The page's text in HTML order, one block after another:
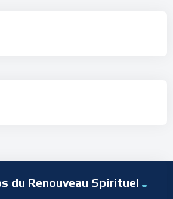
du Renouveau Spirituel